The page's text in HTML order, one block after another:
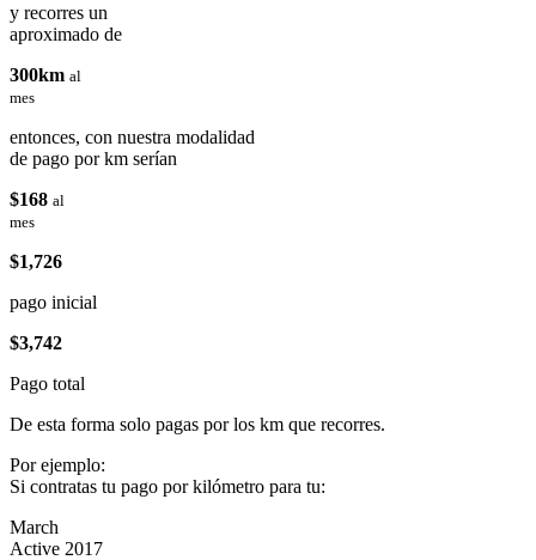
y recorres un
aproximado de
300km al
mes
entonces, con nuestra modalidad
de pago por km serían
$168 al
mes
$1,726
pago inicial
$3,742
Pago total
De esta forma solo pagas por los km que recorres.
Por ejemplo:
Si contratas tu pago por kilómetro para tu:
March
Active 2017